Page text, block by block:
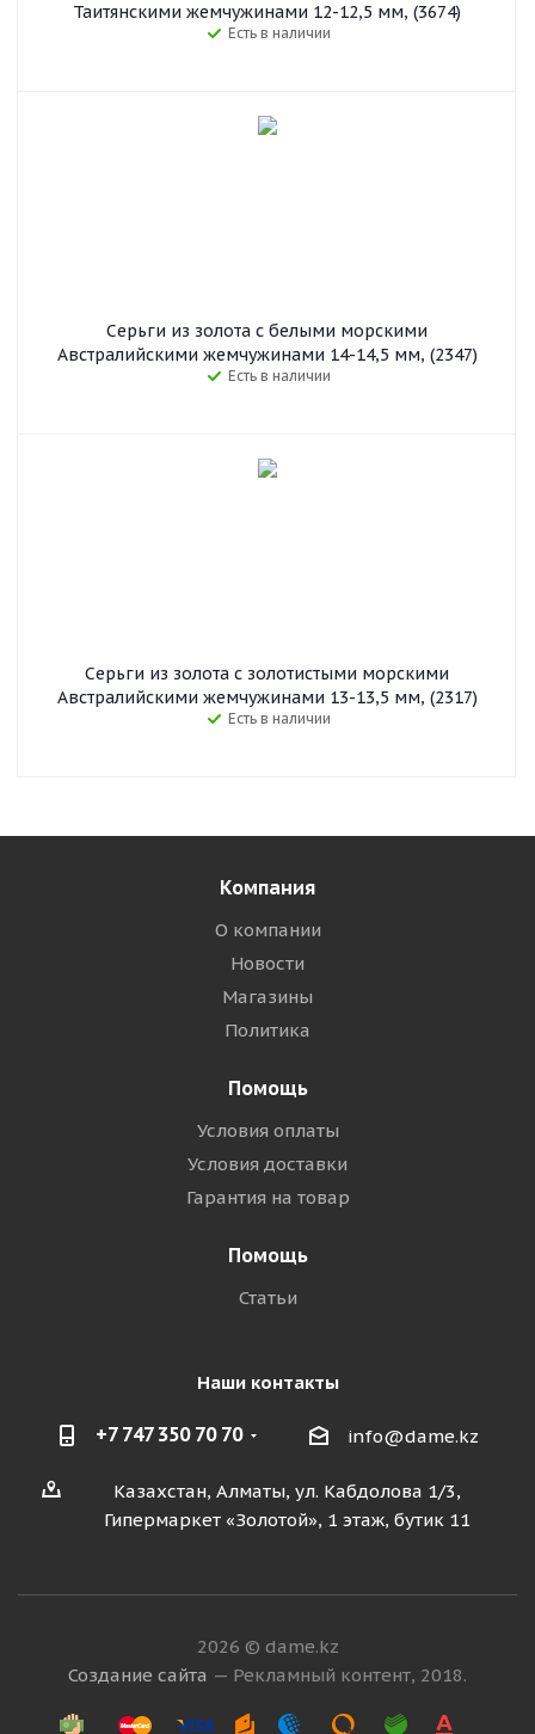
Таитянскими жемчужинами 12-12,5 мм, (3674)
Есть в наличии
Серьги из золота с белыми морскими
Австралийскими жемчужинами 14-14,5 мм, (2347)
Есть в наличии
Серьги из золота с золотистыми морскими
Австралийскими жемчужинами 13-13,5 мм, (2317)
Есть в наличии
Компания
О компании
Новости
Магазины
Политика
Помощь
Условия оплаты
Условия доставки
Гарантия на товар
Помощь
Статьи
Наши контакты
+7 747 350 70 70 info@dame.kz
Казахстан, Алматы, ул. Кабдолова 1/3,
Гипермаркет «Золотой», 1 этаж, бутик 11
2026 © dame.kz
Создание сайта — Рекламный контент, 2018.